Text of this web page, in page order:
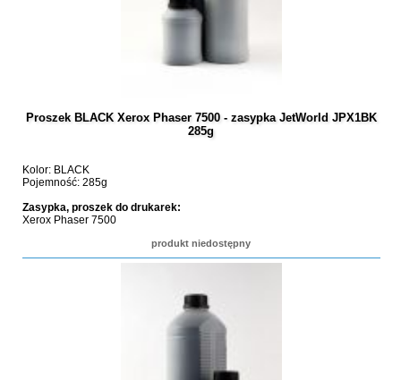
Proszek BLACK Xerox Phaser 7500 - zasypka JetWorld JPX1BK
285g
Kolor: BLACK
Pojemność: 285g
Zasypka, proszek do drukarek:
Xerox Phaser 7500
produkt niedostępny